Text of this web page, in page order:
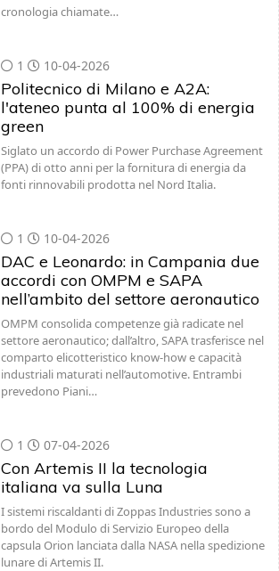
cronologia chiamate…
1 10-04-2026
Politecnico di Milano e A2A:
l'ateneo punta al 100% di energia
green
Siglato un accordo di Power Purchase Agreement
(PPA) di otto anni per la fornitura di energia da
fonti rinnovabili prodotta nel Nord Italia.
1 10-04-2026
DAC e Leonardo: in Campania due
accordi con OMPM e SAPA
nell’ambito del settore aeronautico
OMPM consolida competenze già radicate nel
settore aeronautico; dall’altro, SAPA trasferisce nel
comparto elicotteristico know-how e capacità
industriali maturati nell’automotive. Entrambi
prevedono Piani…
1 07-04-2026
Con Artemis II la tecnologia
italiana va sulla Luna
I sistemi riscaldanti di Zoppas Industries sono a
bordo del Modulo di Servizio Europeo della
capsula Orion lanciata dalla NASA nella spedizione
lunare di Artemis II.